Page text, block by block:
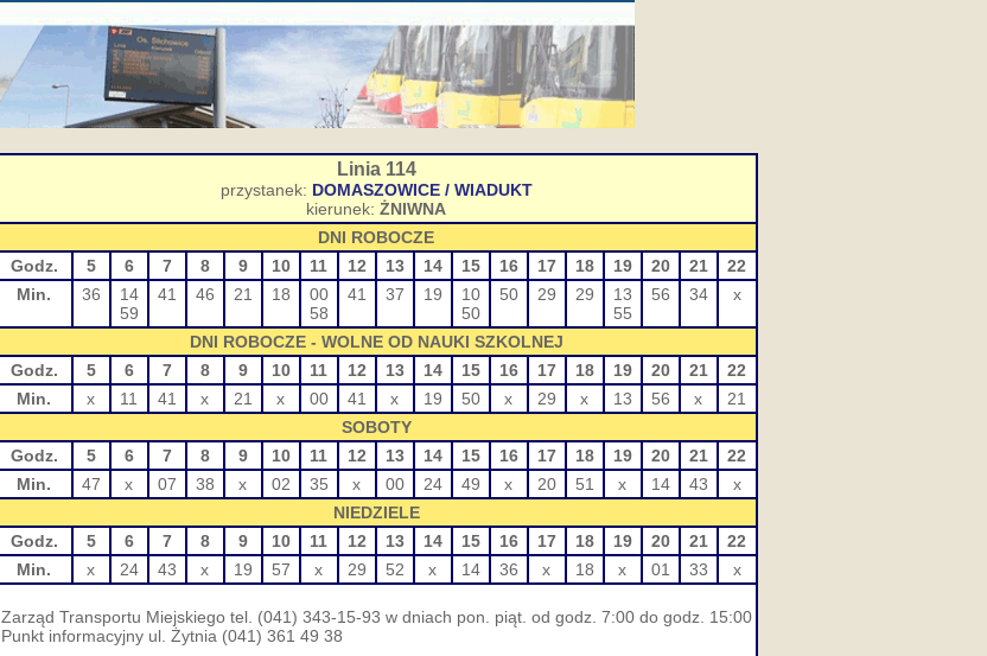
Linia 114
przystanek: DOMASZOWICE / WIADUKT
kierunek: ŻNIWNA
DNI ROBOCZE
Godz.
5 6 7 8 9 10 11 12 13 14 15 16 17 18 19 20 21
22
Min.
36
14
59
41 46 21 18
00
58
41 37 19
10
50
50 29 29
13
55
56 34 x
DNI ROBOCZE - WOLNE OD NAUKI SZKOLNEJ
Godz.
5 6 7 8 9 10 11 12 13 14 15 16 17 18 19 20 21
22
Min.
x 11 41 x 21 x 00 41 x 19 50 x 29 x 13 56 x
21
SOBOTY
Godz.
5 6 7 8 9 10 11 12 13 14 15 16 17 18 19 20 21
22
Min.
47 x 07 38 x 02 35 x 00 24 49 x 20 51 x 14 43
x
NIEDZIELE
Godz.
5 6 7 8 9 10 11 12 13 14 15 16 17 18 19 20 21
22
Min.
x 24 43 x 19 57 x 29 52 x 14 36 x 18 x 01 33 x
Zarząd Transportu Miejskiego tel. (041) 343-15-93 w dniach pon. piąt. od godz. 7:00 do godz. 15:00
Punkt informacyjny ul. Żytnia (041) 361 49 38